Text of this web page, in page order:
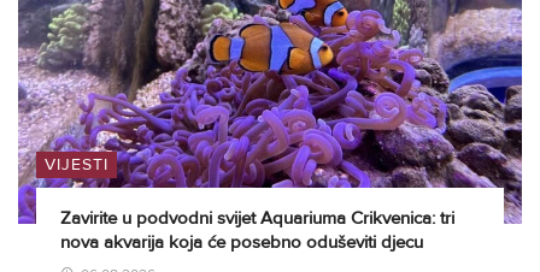
VIJESTI
Zavirite u podvodni svijet Aquariuma Crikvenica: tri
nova akvarija koja će posebno oduševiti djecu